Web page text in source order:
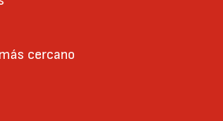
cercano